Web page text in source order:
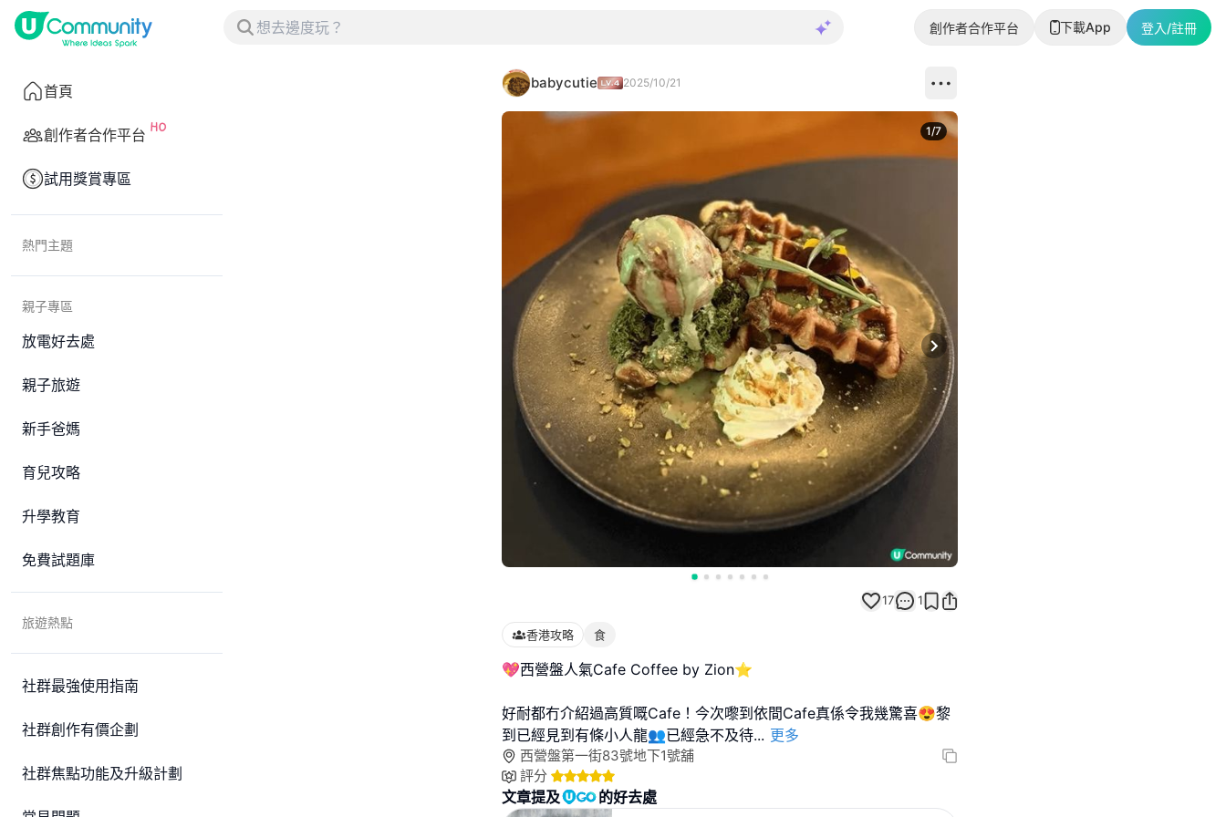
創作者合作平台 下載App 登入/註冊
首頁
創作者合作平台
試用獎賞專區
熱門主題
親子專區
放電好去處
親子旅遊
新手爸媽
育兒攻略
升學教育
免費試題庫
旅遊熱點
社群最強使用指南
社群創作有價企劃
社群焦點功能及升級計劃
babycutie 2025/10/21
Next slide
1/7
17 1
香港攻略 食
💖西營盤人氣Cafe Coffee by Zion⭐
好耐都冇介紹過高質嘅Cafe！今次嚟到依間Cafe真係令我幾驚喜😍黎
到已經見到有條小人龍👥已經急不及待... 更多
西營盤第一街83號地下1號舖
評分
文章提及 的好去處